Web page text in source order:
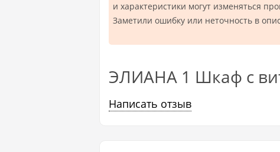
и характеристики могут изменяться
Заметили ошибку или неточность в
ЭЛИАНА 1 Шкаф с
Написать отзыв